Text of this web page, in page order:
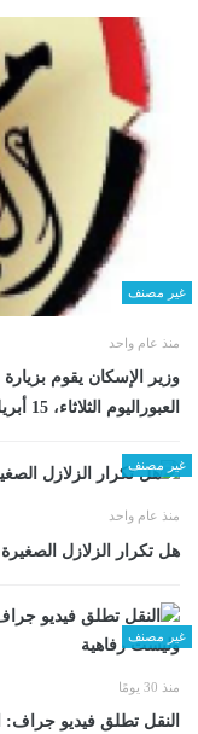
غير مصنف
منذ عام واحد
وزير الإسكان يقوم
العبوراليوم الثلاثاء، 15 أبريل 2025 05:15 مـ
غير مصنف
منذ عام واحد
هل تكرار الزلازل
غير مصنف
منذ 30 يومًا
​النقل تطلق فيديو